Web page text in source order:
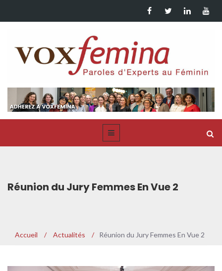
Réunion du Jury Femmes En Vue 2
Accueil / Actualités / Réunion du Jury Femmes En Vue 2